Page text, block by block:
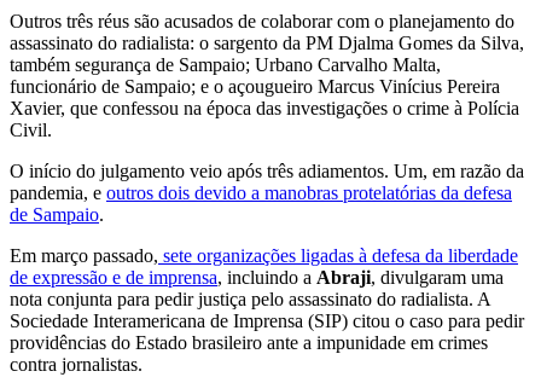
Outros três réus são acusados de colaborar com o planejamento do
assassinato do radialista: o sargento da PM Djalma Gomes da Silva,
também segurança de Sampaio; Urbano Carvalho Malta,
funcionário de Sampaio; e o açougueiro Marcus Vinícius Pereira
Xavier, que confessou na época das investigações o crime à Polícia
Civil.
O início do julgamento veio após três adiamentos. Um, em razão da
pandemia, e outros dois devido a manobras protelatórias da defesa
de Sampaio.
Em março passado, sete organizações ligadas à defesa da liberdade
de expressão e de imprensa, incluindo a Abraji, divulgaram uma
nota conjunta para pedir justiça pelo assassinato do radialista. A
Sociedade Interamericana de Imprensa (SIP) citou o caso para pedir
providências do Estado brasileiro ante a impunidade em crimes
contra jornalistas.